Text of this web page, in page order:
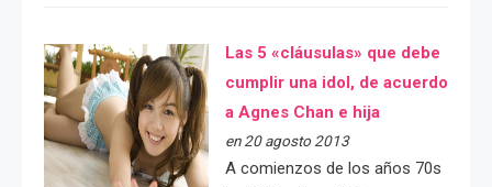
Las 5 «cláusulas» que debe
cumplir una idol, de acuerdo
a Agnes Chan e hija
en 20 agosto 2013
A comienzos de los años 70s